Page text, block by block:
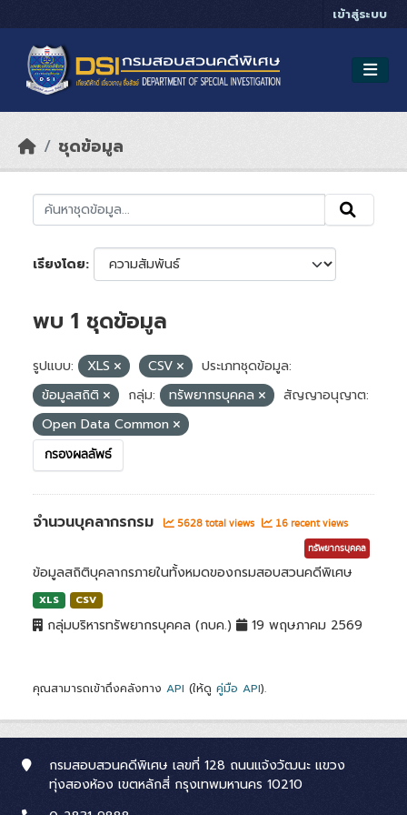
เข้าสู่ระบบ
ชุดข้อมูล
เรียงโดย
พบ 1 ชุดข้อมูล
รูปแบบ: XLS CSV
ประเภทชุดข้อมูล:
ข้อมูลสถิติ
กลุ่ม: ทรัพยากรบุคคล
สัญญาอนุญาต:
Open Data Common
กรองผลลัพธ์
จำนวนบุคลากรกรม 5628 total views 16 recent views
ทรัพยากรบุคคล
ข้อมูลสถิติบุคลากรภายในทั้งหมดของกรมสอบสวนคดีพิเศษ
XLS CSV
กลุ่มบริหารทรัพยากรบุคคล (กบค.) 19 พฤษภาคม 2569
คุณสามารถเข้าถึงคลังทาง API (ให้ดู คู่มือ API).
กรมสอบสวนคดีพิเศษ เลขที่ 128 ถนนแจ้งวัฒนะ แขวง
ทุ่งสองห้อง เขตหลักสี่ กรุงเทพมหานคร 10210